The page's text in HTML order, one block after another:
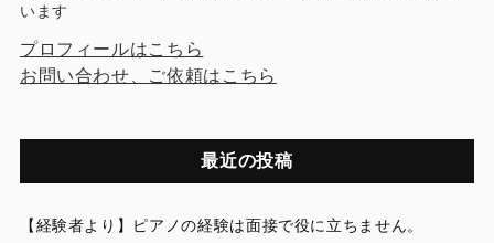
います
プロフィールはこちら
お問い合わせ、ご依頼はこちら
最近の投稿
【経験者より】ピアノの経験は面接で役に立ちません。